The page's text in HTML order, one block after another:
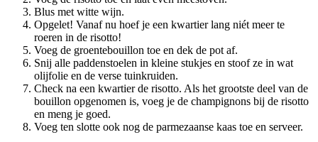
Blus met witte wijn.
Opgelet! Vanaf nu hoef je een kwartier lang niét meer te
roeren in de risotto!
Voeg de groentebouillon toe en dek de pot af.
Snij alle paddenstoelen in kleine stukjes en stoof ze in wat
olijfolie en de verse tuinkruiden.
Check na een kwartier de risotto. Als het grootste deel van de
bouillon opgenomen is, voeg je de champignons bij de risotto
en meng je goed.
Voeg ten slotte ook nog de parmezaanse kaas toe en serveer.